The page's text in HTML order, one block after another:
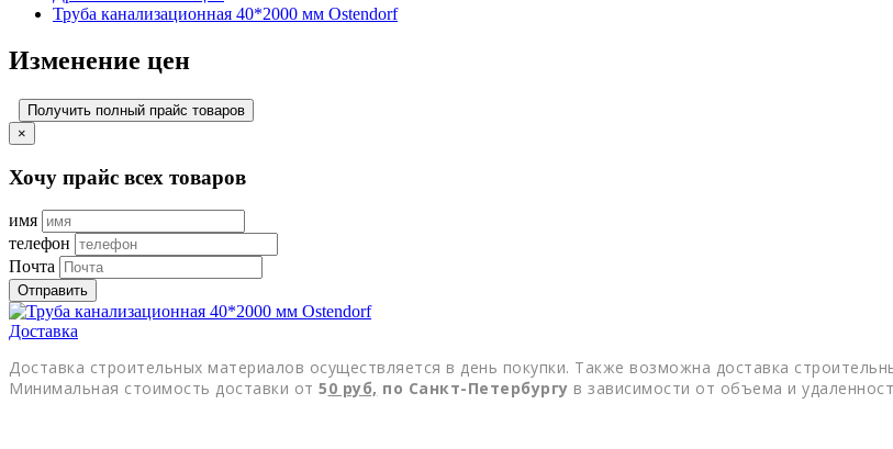
Труба канализационная 40*2000 мм Ostendorf
Изменение цен
Получить полный прайс товаров
×
Хочу прайс всех товаров
имя
телефон
Почта
Отправить
Доставка
Доставка строительных материалов осуществляется в день покупки. Также возможна доставка
Минимальная стоимость доставки от 50 руб, по Санкт-Петербургу в зависимости от объема и